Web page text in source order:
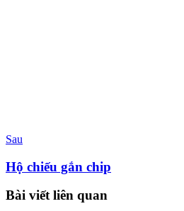
Sau
Hộ chiếu gắn chip
Bài viết liên quan